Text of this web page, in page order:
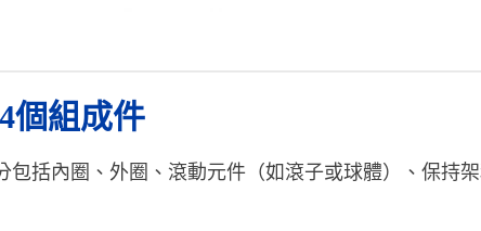
個組成件
包括內圈、外圈、滾動元件（如滾子或球體）、保持架